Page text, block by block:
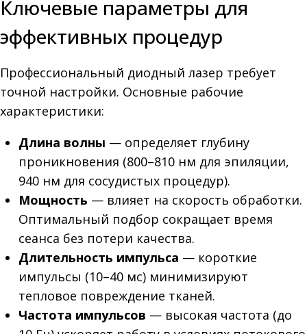
Ключевые параметры для
эффективных процедур
Профессиональный диодный лазер требует
точной настройки. Основные рабочие
характеристики:
Длина волны — определяет глубину
проникновения (800–810 нм для эпиляции,
940 нм для сосудистых процедур).
Мощность — влияет на скорость обработки.
Оптимальный подбор сокращает время
сеанса без потери качества.
Длительность импульса — короткие
импульсы (10–40 мс) минимизируют
тепловое повреждение тканей.
Частота импульсов — высокая частота (до